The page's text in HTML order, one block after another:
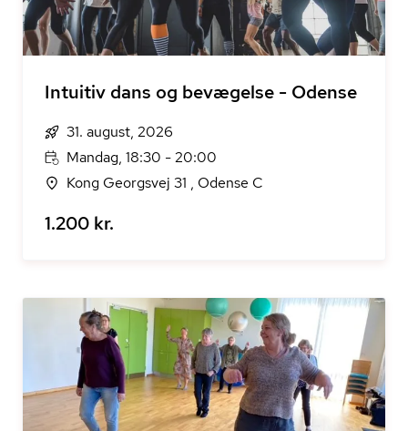
Intuitiv dans og bevægelse - Odense
31. august, 2026
Mandag, 18:30 - 20:00
Kong Georgsvej 31 , Odense C
1.200 kr.